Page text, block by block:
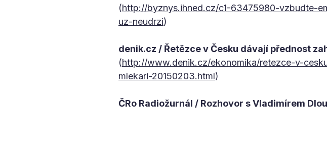
(http://byznys.ihned.cz/c1-63475980-vzbudte-
uz-neudrzi)
denik.cz / Řetězce v Česku dávají přednost
(http://www.denik.cz/ekonomika/retezce-v-
mlekari-20150203.html)
ČRo Radiožurnál / Rozhovor s Vladimírem